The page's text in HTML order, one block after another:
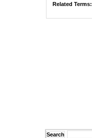
Related Terms:
Search